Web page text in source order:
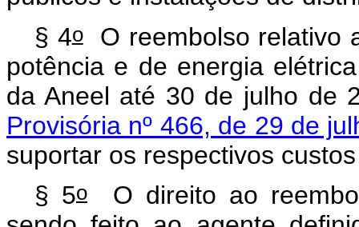
§ 4oO reembolso relativo
potência e de energia
da Aneel até 30 de julho de
Provisória nº 466, de 29 de
suportar os respectivos
§ 5o O direito ao